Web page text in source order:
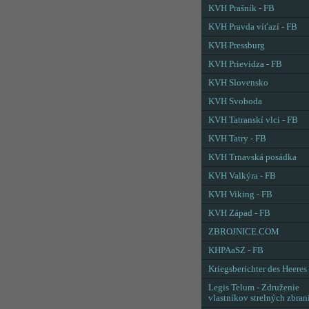
KVH Prašník - FB
KVH Pravda víťazí - FB
KVH Pressburg
KVH Prievidza - FB
KVH Slovensko
KVH Svoboda
KVH Tatranskí vlci - FB
KVH Tatry - FB
KVH Trnavská posádka
KVH Valkýra - FB
KVH Viking - FB
KVH Západ - FB
ZBROJNICE.COM
KHPAaSZ - FB
Kriegsberichter des Heeres
Legis Telum - Združenie
vlastníkov strelných